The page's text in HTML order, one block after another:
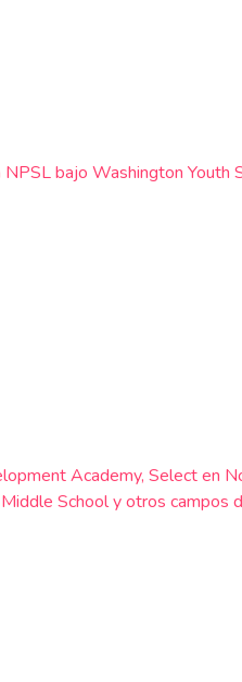
bajo Washington Youth
Academy, Select en
School y otros campos